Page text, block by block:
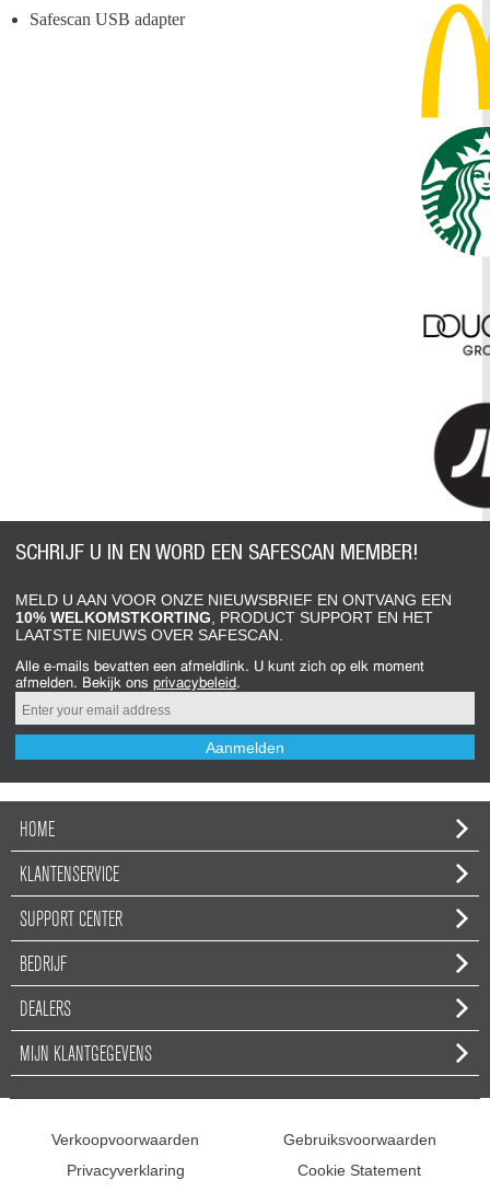
Safescan USB adapter
SCHRIJF U IN EN WORD EEN SAFESCAN MEMBER!
MELD U AAN VOOR ONZE NIEUWSBRIEF EN ONTVANG EEN
10% WELKOMSTKORTING, PRODUCT SUPPORT EN HET
LAATSTE NIEUWS OVER SAFESCAN.
Alle e-mails bevatten een afmeldlink. U kunt zich op elk moment
afmelden. Bekijk ons ​​privacybeleid.
Aanmelden
HOME
KLANTENSERVICE
SUPPORT CENTER
BEDRIJF
DEALERS
MIJN KLANTGEGEVENS
Verkoopvoorwaarden
Gebruiksvoorwaarden
Privacyverklaring
Cookie Statement